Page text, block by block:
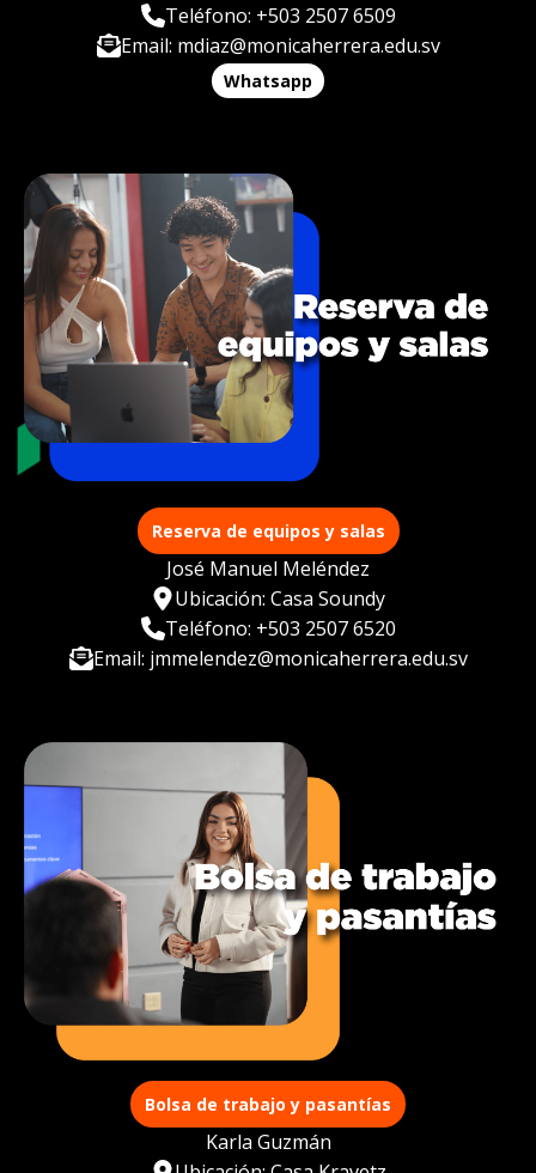
Teléfono: +503 2507 6509
Email: mdiaz@monicaherrera.edu.sv
Whatsapp
Reserva de equipos y salas
José Manuel Meléndez
Ubicación: Casa Soundy
Teléfono: +503 2507 6520
Email: jmmelendez@monicaherrera.edu.sv
Bolsa de trabajo y pasantías
Karla Guzmán